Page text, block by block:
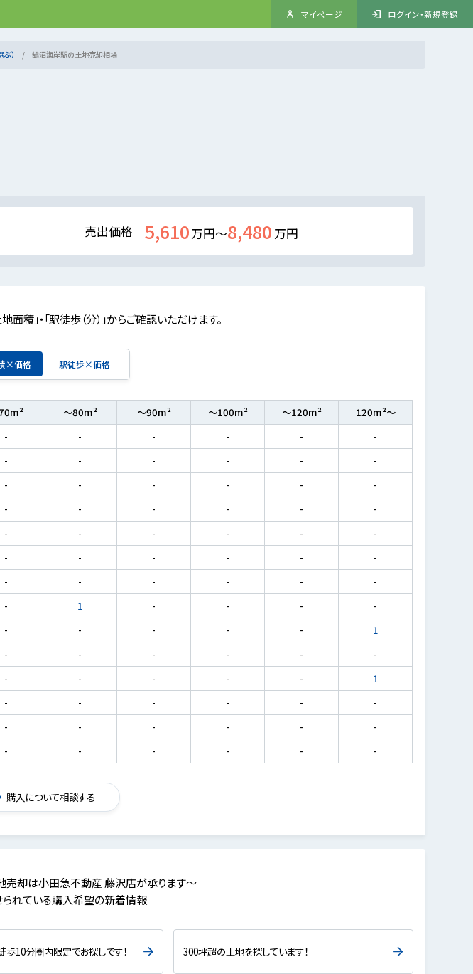
マイページ ログイン・新規登録
） 鵠沼海岸駅の土地売却相場
売出価格 5,610万円～8,480 万円
積」・「駅徒歩（分）」からご確認いただけます。
×価格 駅徒歩×価格
～80m² ～90m² ～100m² ～120m²
120m²～
- - - - -
-
- - - - -
-
- - - - -
-
- - - - -
-
- - - - -
-
- - - - -
-
- - - - -
-
- 1 - - -
-
- - - - -
1
- - - - -
-
- - - - -
1
- - - - -
-
- - - - -
-
- - - - - -
購入について相談する
却は小田急不動産 藤沢店が承ります～
れている購入希望の新着情報
歩10分圏内限定でお探しです！ 300坪超の土地を探しています！